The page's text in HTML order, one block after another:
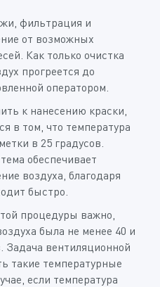
фильтрация и
от возможных
Как только очистка
прогреется до
оператором.
к нанесению краски,
в том, что температура
в 25 градусов.
обеспечивает
воздуха, благодаря
быстро.
процедуры важно,
была не менее 40 и
Задача вентиляционной
такие температурные
если температура